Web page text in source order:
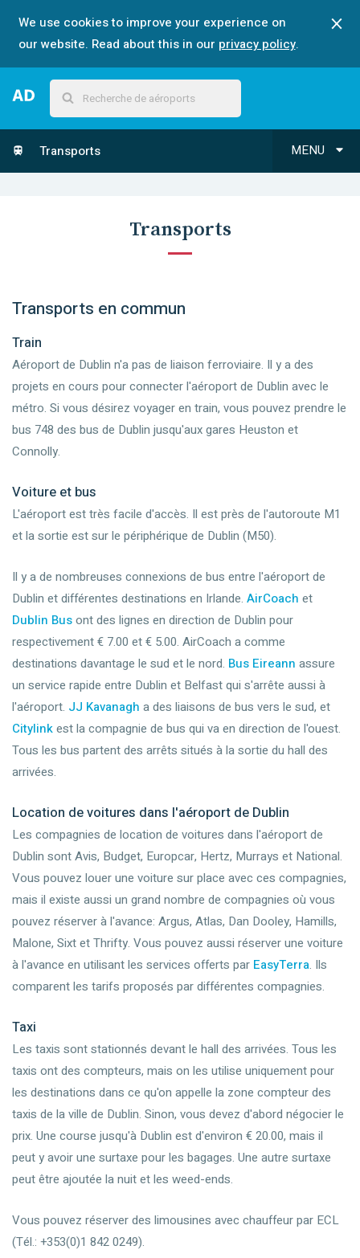
We use cookies to improve your experience on
our website. Read about this in our privacy policy.
MENU
Transports
Transports
Transports en commun
Train
Aéroport de Dublin n'a pas de liaison ferroviaire. Il y a des
projets en cours pour connecter l'aéroport de Dublin avec le
métro. Si vous désirez voyager en train, vous pouvez prendre le
bus 748 des bus de Dublin jusqu'aux gares Heuston et
Connolly.
Voiture et bus
L'aéroport est très facile d'accès. Il est près de l'autoroute M1
et la sortie est sur le périphérique de Dublin (M50).
Il y a de nombreuses connexions de bus entre l'aéroport de
Dublin et différentes destinations en Irlande. AirCoach et
Dublin Busont des lignes en direction de Dublin pour
respectivement € 7.00 et € 5.00. AirCoach a comme
destinations davantage le sud et le nord. Bus Eireann assure
un service rapide entre Dublin et Belfast qui s'arrête aussi à
l'aéroport. JJ Kavanagh a des liaisons de bus vers le sud, et
Citylinkest la compagnie de bus qui va en direction de l'ouest.
Tous les bus partent des arrêts situés à la sortie du hall des
arrivées.
Location de voitures dans l'aéroport de Dublin
Les compagnies de location de voitures dans l'aéroport de
Dublin sont Avis, Budget, Europcar, Hertz, Murrays et National.
Vous pouvez louer une voiture sur place avec ces compagnies,
mais il existe aussi un grand nombre de compagnies où vous
pouvez réserver à l'avance: Argus, Atlas, Dan Dooley, Hamills,
Malone, Sixt et Thrifty. Vous pouvez aussi réserver une voiture
à l'avance en utilisant les services offerts par EasyTerra. Ils
comparent les tarifs proposés par différentes compagnies.
Taxi
Les taxis sont stationnés devant le hall des arrivées. Tous les
taxis ont des compteurs, mais on les utilise uniquement pour
les destinations dans ce qu'on appelle la zone compteur des
taxis de la ville de Dublin. Sinon, vous devez d'abord négocier le
prix. Une course jusqu'à Dublin est d'environ € 20.00, mais il
peut y avoir une surtaxe pour les bagages. Une autre surtaxe
peut être ajoutée la nuit et les weed-ends.
Vous pouvez réserver des limousines avec chauffeur par ECL
(Tél.: +353(0)1 842 0249).